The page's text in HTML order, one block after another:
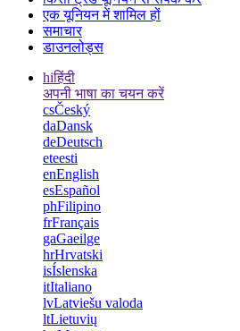
एक यूनियन में शामिल हों
समाचार
डाउनलोड्स
hiहिंदी
अपनी भाषा का चयन करें
csČeský
daDansk
deDeutsch
eteesti
enEnglish
esEspañol
phFilipino
frFrançais
gaGaeilge
hrHrvatski
isÍslenska
itItaliano
lvLatviešu valoda
ltLietuvių